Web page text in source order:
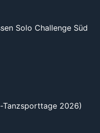
Solo Challenge Süd
Tanzsporttage 2026)